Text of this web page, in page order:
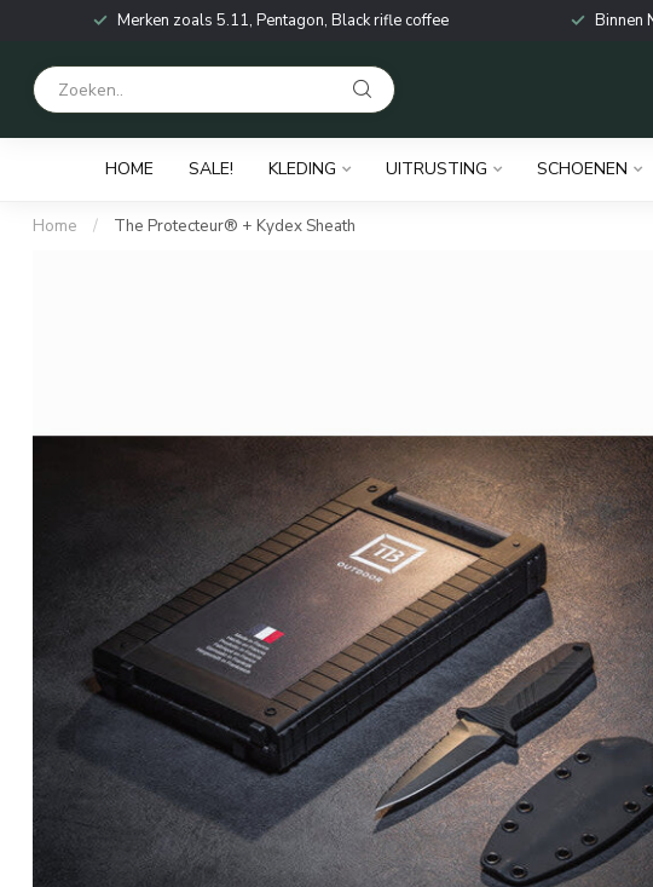
Merken zoals 5.11, Pentagon, Black rifle coffee Binnen
HOME SALE! KLEDING UITRUSTING SCHOENEN
Home / The Protecteur® + Kydex Sheath